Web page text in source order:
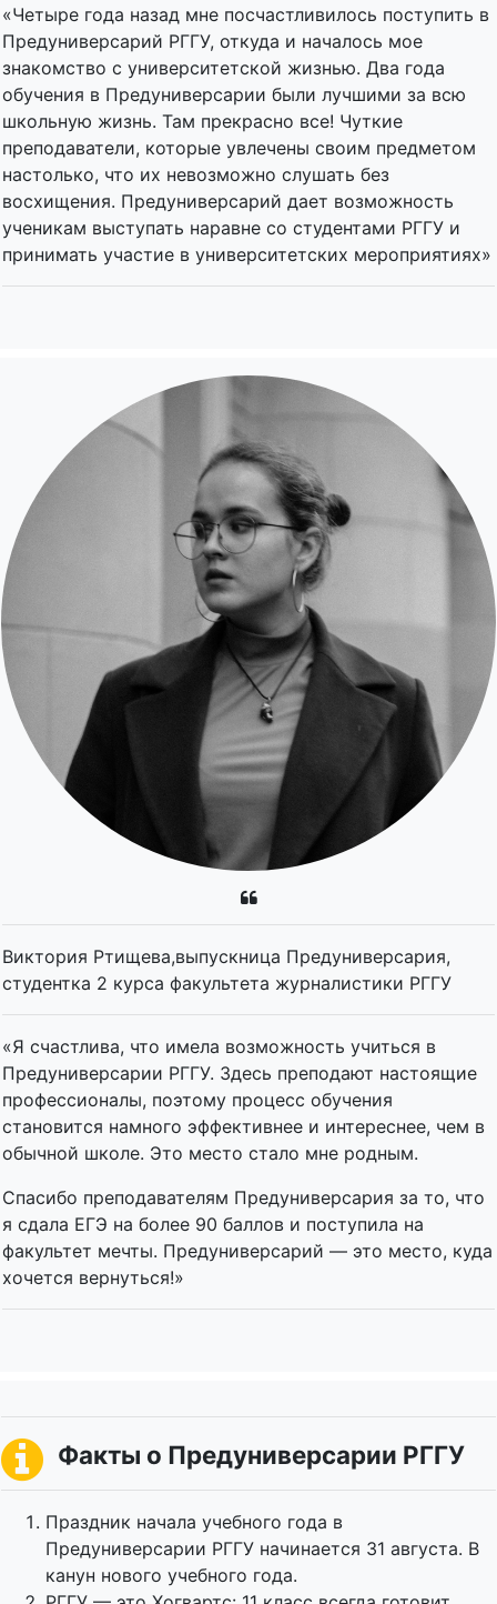
«Четыре года назад мне посчастливилось поступить в
Предуниверсарий РГГУ, откуда и началось мое
знакомство с университетской жизнью. Два года
обучения в Предуниверсарии были лучшими за всю
школьную жизнь. Там прекрасно все! Чуткие
преподаватели, которые увлечены своим предметом
настолько, что их невозможно слушать без
восхищения. Предуниверсарий дает возможность
ученикам выступать наравне со студентами РГГУ и
принимать участие в университетских мероприятиях»
Виктория Ртищева,выпускница Предуниверсария,
студентка 2 курса факультета журналистики РГГУ
«Я счастлива, что имела возможность учиться в
Предуниверсарии РГГУ. Здесь преподают настоящие
профессионалы, поэтому процесс обучения
становится намного эффективнее и интереснее, чем в
обычной школе. Это место стало мне родным.
Спасибо преподавателям Предуниверсария за то, что
я сдала ЕГЭ на более 90 баллов и поступила на
факультет мечты. Предуниверсарий — это место, куда
хочется вернуться!»
Факты о Предуниверсарии РГГУ
Праздник начала учебного года в
Предуниверсарии РГГУ начинается 31 августа. В
канун нового учебного года.